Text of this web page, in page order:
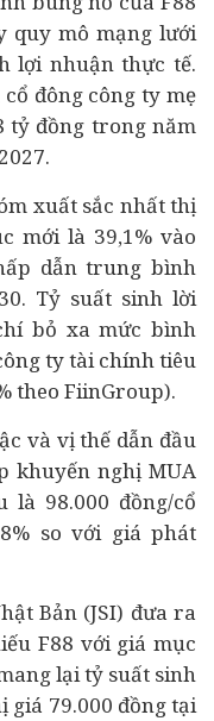
quy mô mạng lưới
lợi nhuận thực tế.
đông công ty mẹ
tỷ đồng trong năm
xuất sắc nhất thị
mới là 39,1% vào
dẫn trung bình
Tỷ suất sinh lời
bỏ xa mức bình
ty tài chínhtiêu
theo FiinGroup).
và vị thế dẫn đầu
khuyến nghị MUA
là 98.000 đồng/cổ
so với giá phát
Bản (JSI) đưa ra
F88 với giá mục
lại tỷ suất sinh
giá 79.000 đồng tại